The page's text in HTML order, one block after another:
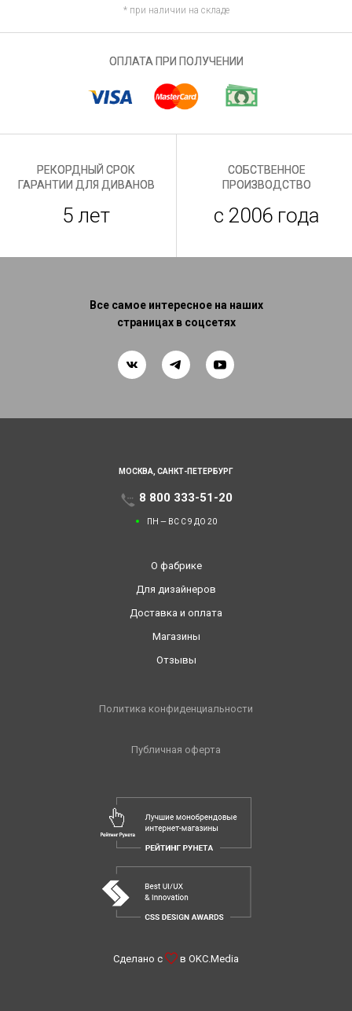
* при наличии на складе
ОПЛАТА ПРИ ПОЛУЧЕНИИ
РЕКОРДНЫЙ СРОК
ГАРАНТИИ ДЛЯ ДИВАНОВ
5 лет
СОБСТВЕННОЕ
ПРОИЗВОДСТВО
с 2006 года
Все самое интересное на наших
страницах в соцсетях
МОСКВА, САНКТ-ПЕТЕРБУРГ
8 800 333-51-20
ПН — ВС С 9 ДО 20
О фабрике
Для дизайнеров
Доставка и оплата
Магазины
Отзывы
Политика конфиденциальности
Публичная оферта
Сделано с в OKC.Media